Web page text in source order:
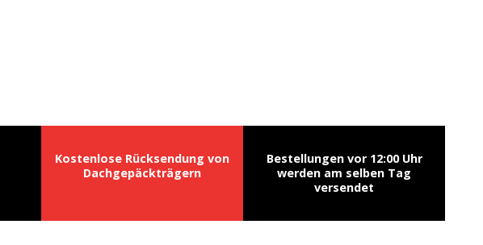
Kostenlose Rücksendung von
Dachgepäckträgern
Bestellungen vor 12:00 Uhr
werden am selben Tag
versendet